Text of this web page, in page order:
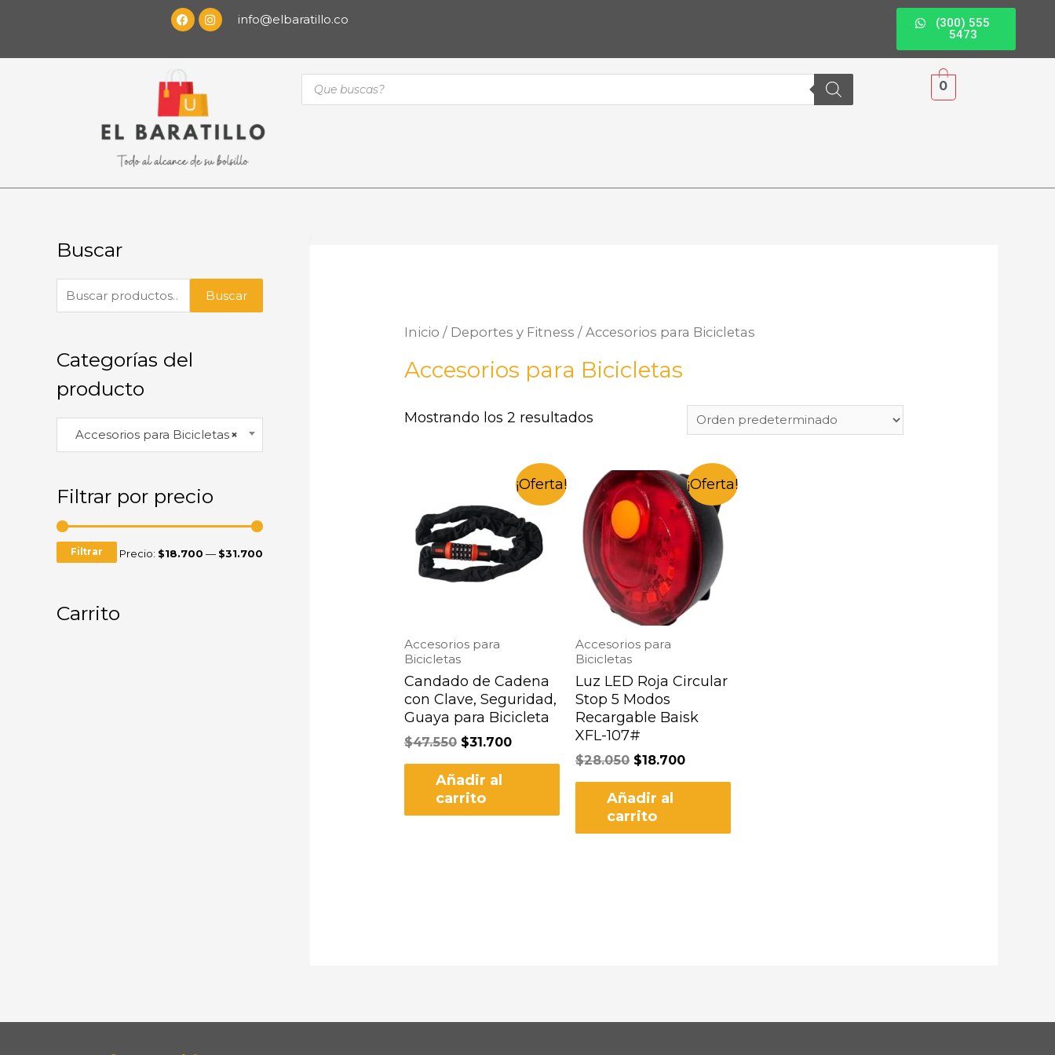
info@elbaratillo.co
(300) 555
5473
0
Buscar
Buscar
Categorías del
producto
×
Accesorios para Bicicletas
Filtrar por precio
Filtrar Precio: $18.700 — $31.700
Carrito
Inicio / Deportes y Fitness / Accesorios para Bicicletas
Accesorios para Bicicletas
Mostrando los 2 resultados
¡Oferta!
Accesorios para
Bicicletas
Candado de Cadena
con Clave, Seguridad,
Guaya para Bicicleta
$47.550 $31.700
Añadir al
carrito
¡Oferta!
Accesorios para
Bicicletas
Luz LED Roja Circular
Stop 5 Modos
Recargable Baisk
XFL-107#
$28.050 $18.700
Añadir al
carrito